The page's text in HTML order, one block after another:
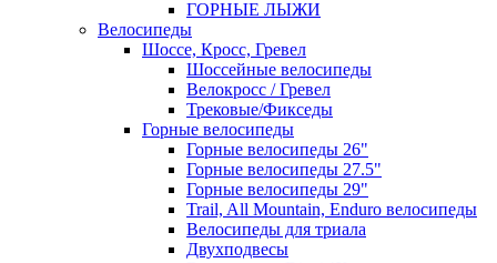
ГОРНЫЕ ЛЫЖИ
Велосипеды
Шоссе, Кросс, Гревел
Шоссейные велосипеды
Велокросс / Гревел
Трековые/Фикседы
Горные велосипеды
Горные велосипеды 26"
Горные велосипеды 27.5"
Горные велосипеды 29"
Trail, All Mountain, Enduro велосипеды
Велосипеды для триала
Двухподвесы